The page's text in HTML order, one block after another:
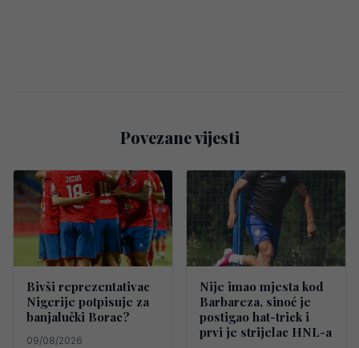
Povezane vijesti
Bivši reprezentativac
Nigerije potpisuje za
banjalučki Borac?
09/08/2026
Nije imao mjesta kod
Barbareza, sinoć je
postigao hat-trick i
prvi je strijelac HNL-a